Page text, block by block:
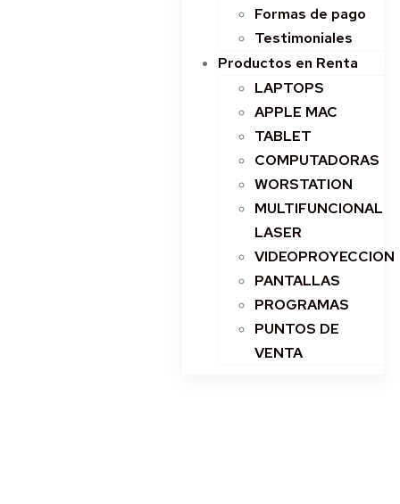
Formas de pago
Testimoniales
Productos en Renta
LAPTOPS
APPLE MAC
TABLET
COMPUTADORAS
WORSTATION
MULTIFUNCIONAL
LASER
VIDEOPROYECCION
PANTALLAS
PROGRAMAS
PUNTOS DE
VENTA